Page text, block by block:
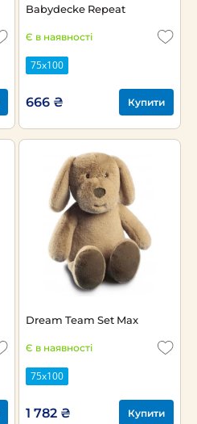
Babydecke Repeat
Є в наявності
75х100
666 ₴ Купити
Dream Team Set Max
Є в наявності
75х100
1 782 ₴ Купити